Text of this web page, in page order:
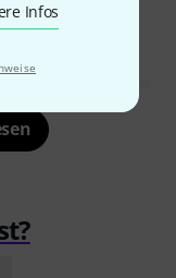
Infos